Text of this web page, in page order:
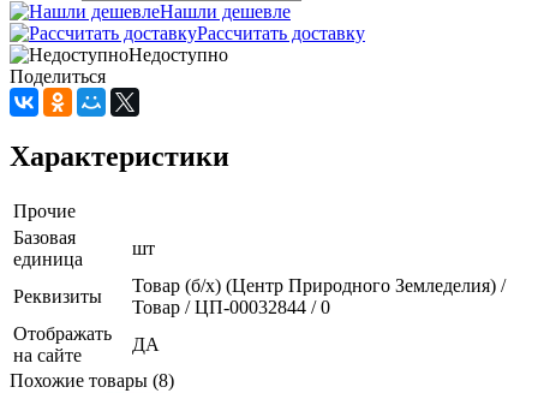
Нашли дешевле
Рассчитать доставку
Недоступно
Поделиться
Характеристики
Прочие
Базовая
единица
шт
Реквизиты
Товар (б/х) (Центр Природного Земледелия) /
Товар / ЦП-00032844 / 0
Отображать
на сайте
ДА
Похожие товары (8)